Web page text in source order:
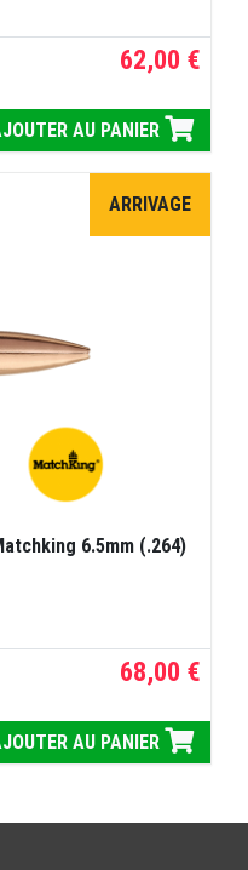
62,00 €
AU PANIER
ARRIVAGE
6.5mm (.264)
68,00 €
AU PANIER